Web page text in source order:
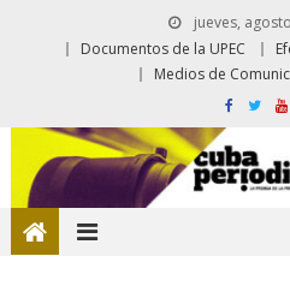
jueves,
Documentos de la UPEC
Medios de